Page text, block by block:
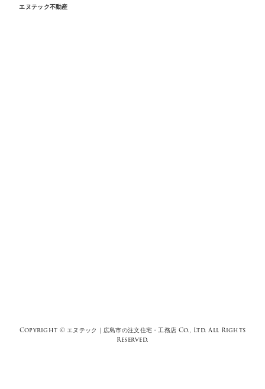
エヌテック不動産
Copyright ©エヌテック｜広島市の注文住宅・工務店 Co., Ltd. All Rights
Reserved.